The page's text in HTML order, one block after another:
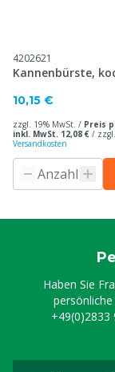
4202621
Kannenbürste,
10,15 €
zzgl. 19% MwSt. / Preis
inkl. MwSt. 12,08 € / zzgl.
Versandkosten
Haben Sie
+49(0)2833